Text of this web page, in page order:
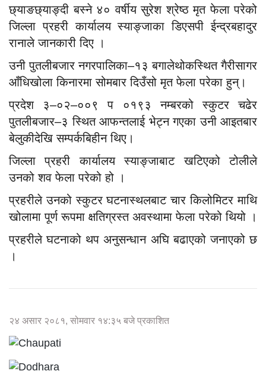
छ्याङछ्याङ्दी बस्ने ४० वर्षीय सुरेश श्रेष्ठ मृत फेला परेको
जिल्ला प्रहरी कार्यालय स्याङ्जाका डिएसपी ईन्द्रबहादुर
रानाले जानकारी दिए ।
उनी पुतलीबजार नगरपालिका–१३ बगालेथोकस्थित गैरीसागर
आँधिखोला किनारमा सोमबार दिउँसो मृत फेला परेका हुन्।
प्रदेश ३–०२–००९ प ०१९३ नम्बरको स्कुटर चढेर
पुतलीबजार–३ स्थित आफन्तलाई भेट्न गएका उनी आइतबार
बेलुकीदेखि सम्पर्कबिहीन थिए।
जिल्ला प्रहरी कार्यालय स्याङ्जाबाट खटिएको टोलीले
उनको शव फेला परेको हो ।
प्रहरीले उनको स्कुटर घटनास्थलबाट चार किलोमिटर माथि
खोलामा पूर्ण रूपमा क्षतिग्रस्त अवस्थामा फेला परेको थियो ।
प्रहरीले घटनाको थप अनुसन्धान अघि बढाएको जनाएको छ
।
२४ असार २०८१, सोमवार १४:३५ बजे प्रकाशित